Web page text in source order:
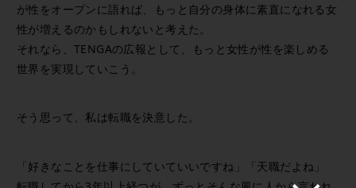
が性をオープンに語れば、もっと自分の身体に素直になれる女
性が増えるのかもしれないと考えた。
それなら、TENGAの広報として、もっと女性が性を楽しめる
世界を実現していこう。
そう思って、私は転職を決意した。
「好きなことを仕事にしていていいですね」「天職だよね」